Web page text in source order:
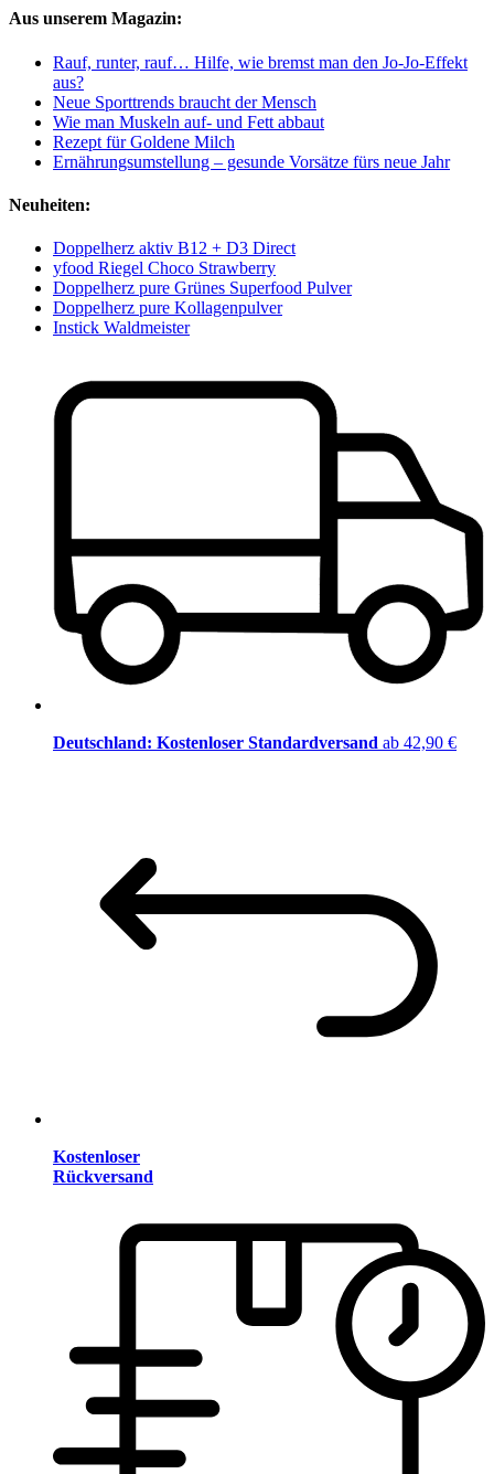
Aus unserem Magazin:
Rauf, runter, rauf… Hilfe, wie bremst man den Jo-Jo-Effekt
aus?
Neue Sporttrends braucht der Mensch
Wie man Muskeln auf- und Fett abbaut
Rezept für Goldene Milch
Ernährungsumstellung – gesunde Vorsätze fürs neue Jahr
Neuheiten:
Doppelherz aktiv B12 + D3 Direct
yfood Riegel Choco Strawberry
Doppelherz pure Grünes Superfood Pulver
Doppelherz pure Kollagenpulver
Instick Waldmeister
Deutschland: Kostenloser Standardversand ab 42,90 €
Kostenloser
Rückversand